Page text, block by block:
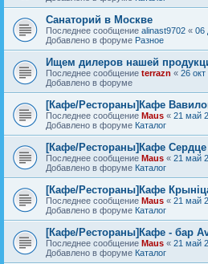
Санаторий в Москве
Последнее сообщение alinast9702 « 06
Добавлено в форуме Разное
Ищем дилеров нашей
Последнее сообщение terrazn « 26
Добавлено в форуме
[Кафе/Рестораны]Кафе
Последнее сообщение Maus « 21 май
Добавлено в форуме Каталог
[Кафе/Рестораны]Кафе Сердце
Последнее сообщение Maus « 21 май
Добавлено в форуме Каталог
[Кафе/Рестораны]Кафе
Последнее сообщение Maus « 21 май
Добавлено в форуме Каталог
[Кафе/Рестораны]Кафе - бар
Последнее сообщение Maus « 21 май
Добавлено в форуме Каталог